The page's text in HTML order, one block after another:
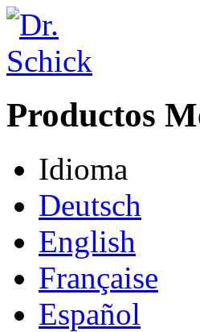
Productos
Idioma
Deutsch
English
Française
Español